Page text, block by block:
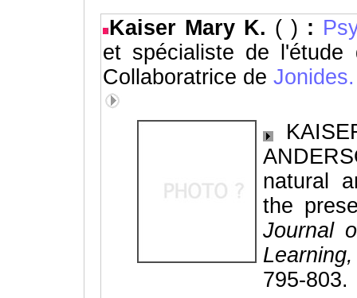
Kaiser Mary K. ( ) :
et spécialiste de
Collaboratrice de Jonides.
natural
the
Journal
795-803.